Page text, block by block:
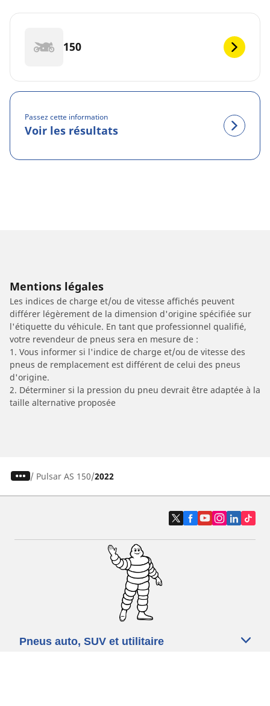
150
Passez cette information
Voir les résultats
Mentions légales
Les indices de charge et/ou de vitesse affichés peuvent
différer légèrement de la dimension d'origine spécifiée sur
l'étiquette du véhicule. En tant que professionnel qualifié,
votre revendeur de pneus sera en mesure de :
1. Vous informer si l'indice de charge et/ou de vitesse des
pneus de remplacement est différent de celui des pneus
d'origine.
2. Déterminer si la pression du pneu devrait être adaptée à la
taille alternative proposée
/ Pulsar AS 150 2022
Pneus auto, SUV et utilitaire